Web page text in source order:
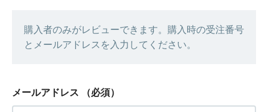
購入者のみがレビューできます。購入時の受注番号
とメールアドレスを入力してください。
メールアドレス （必須）